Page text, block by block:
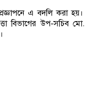
এ বদলি করা হয়।
বিভাগের উপ-সচিব মো.